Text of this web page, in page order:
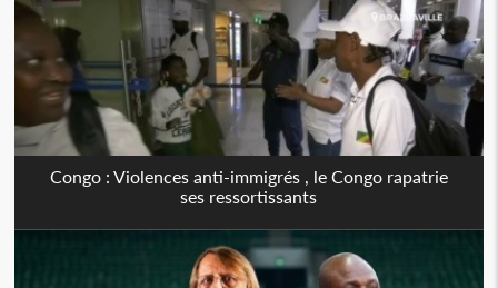
Congo : Violences anti-immigrés , le Congo rapatrie
ses ressortissants